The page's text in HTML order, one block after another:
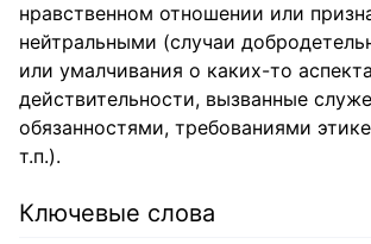
нравственном отношении или
нейтральными (случаи
или умалчивания о каких-то
действительности, вызванные
обязанностями, требованиями
т.п.).
Ключевые слова